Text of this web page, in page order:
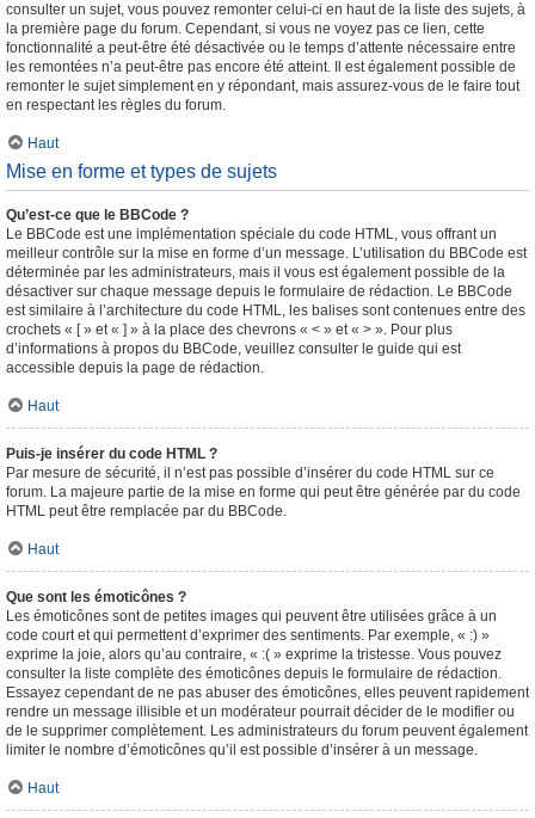
consulter un sujet, vous pouvez remonter celui-ci en haut de la liste des sujets, à
la première page du forum. Cependant, si vous ne voyez pas ce lien, cette
fonctionnalité a peut-être été désactivée ou le temps d’attente nécessaire entre
les remontées n’a peut-être pas encore été atteint. Il est également possible de
remonter le sujet simplement en y répondant, mais assurez-vous de le faire tout
en respectant les règles du forum.
Haut
Mise en forme et types de sujets
Qu’est-ce que le BBCode ?
Le BBCode est une implémentation spéciale du code HTML, vous offrant un
meilleur contrôle sur la mise en forme d’un message. L’utilisation du BBCode est
déterminée par les administrateurs, mais il vous est également possible de la
désactiver sur chaque message depuis le formulaire de rédaction. Le BBCode
est similaire à l’architecture du code HTML, les balises sont contenues entre des
crochets « [ » et « ] » à la place des chevrons « < » et « > ». Pour plus
d’informations à propos du BBCode, veuillez consulter le guide qui est
accessible depuis la page de rédaction.
Haut
Puis-je insérer du code HTML ?
Par mesure de sécurité, il n’est pas possible d’insérer du code HTML sur ce
forum. La majeure partie de la mise en forme qui peut être générée par du code
HTML peut être remplacée par du BBCode.
Haut
Que sont les émoticônes ?
Les émoticônes sont de petites images qui peuvent être utilisées grâce à un
code court et qui permettent d’exprimer des sentiments. Par exemple, « :) »
exprime la joie, alors qu’au contraire, « :( » exprime la tristesse. Vous pouvez
consulter la liste complète des émoticônes depuis le formulaire de rédaction.
Essayez cependant de ne pas abuser des émoticônes, elles peuvent rapidement
rendre un message illisible et un modérateur pourrait décider de le modifier ou
de le supprimer complètement. Les administrateurs du forum peuvent également
limiter le nombre d’émoticônes qu’il est possible d’insérer à un message.
Haut